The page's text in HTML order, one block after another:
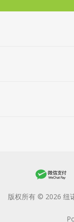
版权所有 © 2026 纽